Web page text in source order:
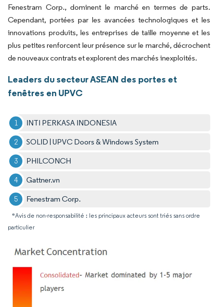
Fenestram Corp., dominent le marché en termes de parts.
Cependant, portées par les avancées technologiques et les
innovations produits, les entreprises de taille moyenne et les
plus petites renforcent leur présence sur le marché, décrochent
de nouveaux contrats et explorent des marchés inexploités.
Leaders du secteur ASEAN des portes et
fenêtres en UPVC
INTI PERKASA INDONESIA
SOLID | UPVC Doors & Windows System
PHILCONCH
Gattner.vn
Fenestram Corp.
*Avis de non-responsabilité : les principaux acteurs sont triés sans ordre
particulier